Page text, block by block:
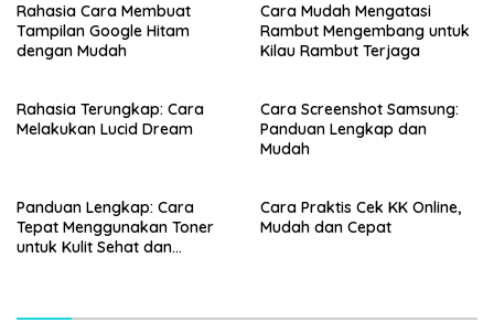
Rahasia Cara Membuat
Tampilan Google Hitam
dengan Mudah
Cara Mudah Mengatasi
Rambut Mengembang untuk
Kilau Rambut Terjaga
Rahasia Terungkap: Cara
Melakukan Lucid Dream
Cara Screenshot Samsung:
Panduan Lengkap dan
Mudah
Panduan Lengkap: Cara
Tepat Menggunakan Toner
untuk Kulit Sehat dan
Cara Praktis Cek KK Online,
Mudah dan Cepat